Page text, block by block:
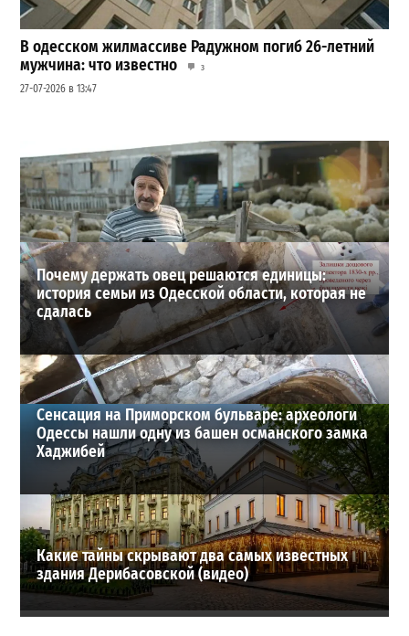
В одесском жилмассиве Радужном погиб 26-летний
мужчина: что известно
3
27-07-2026 в 13:47
Шезлонги, бунгало и VIP-зоны: сколько придется
заплатить за отдых в Аркадии
21-07-2026 в 19:23
ВИБОР РЕДАКЦИИ
Почему держать овец решаются единицы:
история семьи из Одесской области, которая не
сдалась
Сенсация на Приморском бульваре: археологи
Одессы нашли одну из башен османского замка
Хаджибей
Какие тайны скрывают два самых известных
здания Дерибасовской (видео)